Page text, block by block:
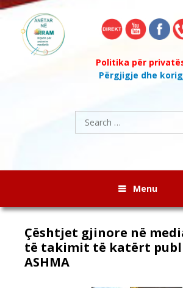
Politika për
Përgjigje dhe
Search
for:
Menu
Çështjet gjinore në
të takimit të katërt
ASHMA